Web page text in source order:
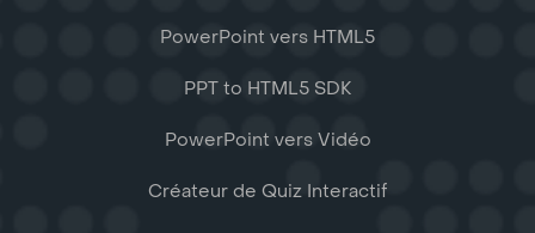
PowerPoint vers HTML5
PPT to HTML5 SDK
PowerPoint vers Vidéo
Créateur de Quiz Interactif